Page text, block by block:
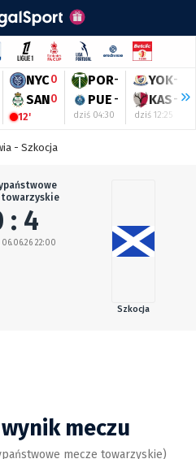
NYC0
SAN0
12'
POR-
PUE -
dziś 04:30
YOK-
KAS-
dziś 12:25
- Szkocja
towarzyskie
: 4
22:00
Szkocja
meczu
mecze towarzyskie)